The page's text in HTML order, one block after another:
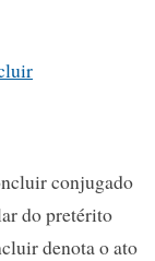
conjugado
do pretérito
denota o ato